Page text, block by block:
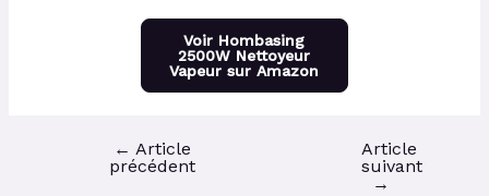
Voir Hombasing
2500W Nettoyeur
Vapeur sur Amazon
← Article
précédent
Article
suivant
→